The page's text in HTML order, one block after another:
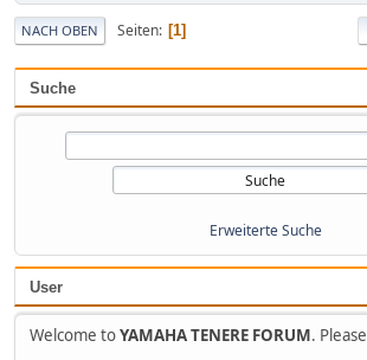
Suche
Erweiterte Suche
User
Welcome toYAMAHA TENERE FORUM. Please
NACH OBEN Seiten 1